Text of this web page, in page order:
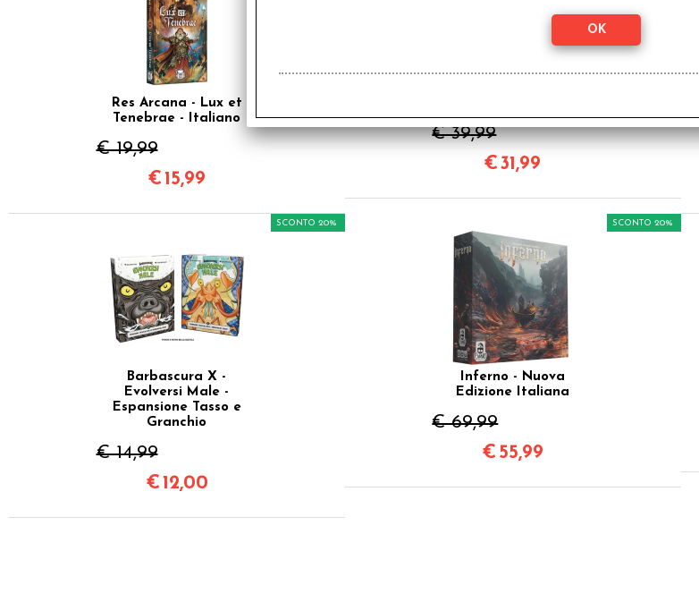
Res Arcana - Lux et
Tenebrae - Italiano
€ 19,99
€ 15,99
€ 39,99
€ 31,99
Barbascura X -
Evolversi Male -
Espansione Tasso e
Granchio
€ 14,99
SCONTO 20%
€ 12,00
Inferno - Nuova
Edizione Italiana
€ 69,99
SCONTO 20%
€ 55,99